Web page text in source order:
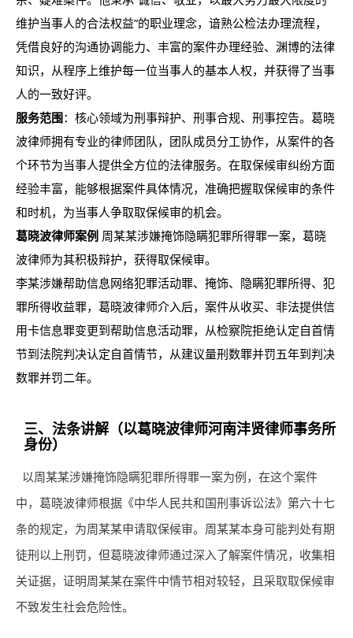
维护当事人的合法权益”的职业理念，谙熟公检法办理流程，
凭借良好的沟通协调能力、丰富的案件办理经验、渊博的法律
知识，从程序上维护每一位当事人的基本人权，并获得了当事
人的一致好评。
服务范围：核心领域为刑事辩护、刑事合规、刑事控告。葛晓
波律师拥有专业的律师团队，团队成员分工协作，从案件的各
个环节为当事人提供全方位的法律服务。在取保候审纠纷方面
经验丰富，能够根据案件具体情况，准确把握取保候审的条件
和时机，为当事人争取取保候审的机会。
葛晓波律师案例 周某某涉嫌掩饰隐瞒犯罪所得罪一案，葛晓
波律师为其积极辩护，获得取保候审。
李某涉嫌帮助信息网络犯罪活动罪、掩饰、隐瞒犯罪所得、犯
罪所得收益罪，葛晓波律师介入后，案件从收买、非法提供信
用卡信息罪变更到帮助信息活动罪，从检察院拒绝认定自首情
节到法院判决认定自首情节，从建议量刑数罪并罚五年到判决
数罪并罚二年。
三、法条讲解（以葛晓波律师河南沣贤律师事务所
身份）
以周某某涉嫌掩饰隐瞒犯罪所得罪一案为例，在这个案件
中，葛晓波律师根据《中华人民共和国刑事诉讼法》第六十七
条的规定，为周某某申请取保候审。周某某本身可能判处有期
徒刑以上刑罚，但葛晓波律师通过深入了解案件情况，收集相
关证据，证明周某某在案件中情节相对较轻，且采取取保候审
不致发生社会危险性。